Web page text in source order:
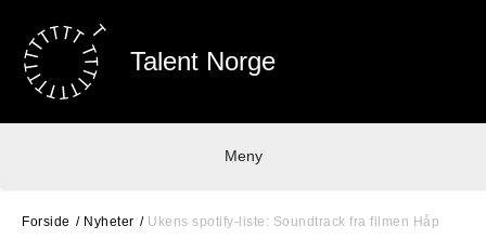
Talent Norge
Meny
Forside Nyheter Ukens spotify-liste: Soundtrack fra filmen Håp